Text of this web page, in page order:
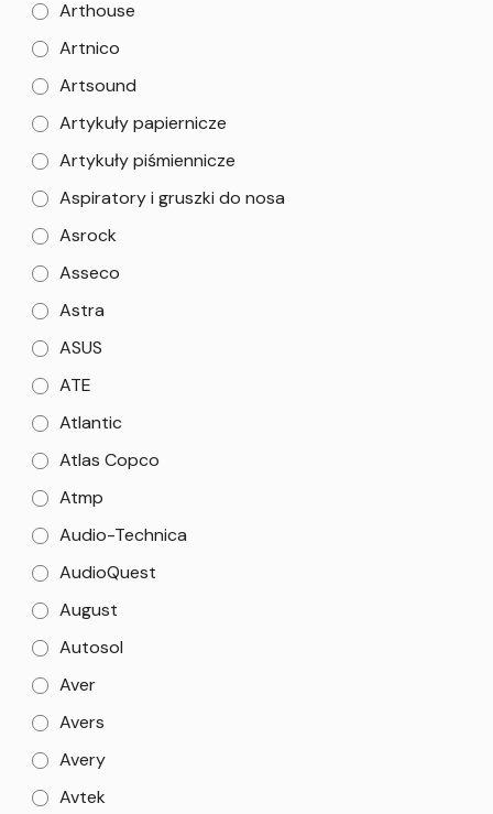
Arthouse
Artnico
Artsound
Artykuły papiernicze
Artykuły piśmiennicze
Aspiratory i gruszki do nosa
Asrock
Asseco
Astra
ASUS
ATE
Atlantic
Atlas Copco
Atmp
Audio-Technica
AudioQuest
August
Autosol
Aver
Avers
Avery
Avtek